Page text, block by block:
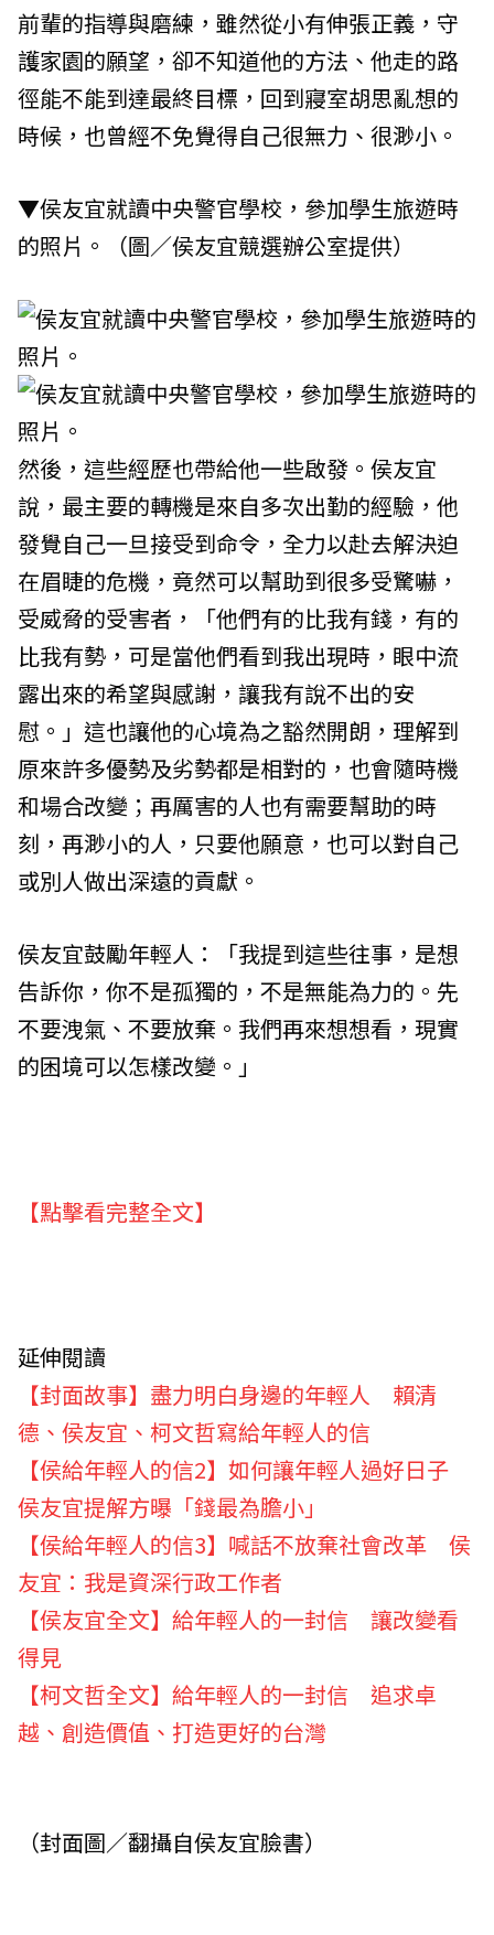
前輩的指導與磨練，雖然從小有伸張正義，守
護家園的願望，卻不知道他的方法、他走的路
徑能不能到達最終目標，回到寢室胡思亂想的
時候，也曾經不免覺得自己很無力、很渺小。
▼侯友宜就讀中央警官學校，參加學生旅遊時
的照片。（圖／侯友宜競選辦公室提供）
然後，這些經歷也帶給他一些啟發。侯友宜
說，最主要的轉機是來自多次出勤的經驗，他
發覺自己一旦接受到命令，全力以赴去解決迫
在眉睫的危機，竟然可以幫助到很多受驚嚇，
受威脅的受害者，「他們有的比我有錢，有的
比我有勢，可是當他們看到我出現時，眼中流
露出來的希望與感謝，讓我有說不出的安
慰。」這也讓他的心境為之豁然開朗，理解到
原來許多優勢及劣勢都是相對的，也會隨時機
和場合改變；再厲害的人也有需要幫助的時
刻，再渺小的人，只要他願意，也可以對自己
或別人做出深遠的貢獻。
侯友宜鼓勵年輕人：「我提到這些往事，是想
告訴你，你不是孤獨的，不是無能為力的。先
不要洩氣、不要放棄。我們再來想想看，現實
的困境可以怎樣改變。」
【點擊看完整全文】
延伸閱讀
【封面故事】盡力明白身邊的年輕人 賴清
德、侯友宜、柯文哲寫給年輕人的信
【侯給年輕人的信2】如何讓年輕人過好日子
侯友宜提解方曝「錢最為膽小」
【侯給年輕人的信3】喊話不放棄社會改革 侯
友宜：我是資深行政工作者
【侯友宜全文】給年輕人的一封信 讓改變看
得見
【柯文哲全文】給年輕人的一封信 追求卓
越、創造價值、打造更好的台灣
（封面圖／翻攝自侯友宜臉書）